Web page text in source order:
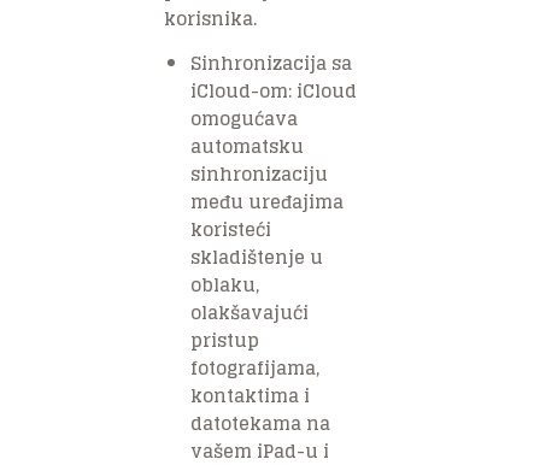
korisnika.
Sinhronizacija sa
iCloud-om: iCloud
omogućava
automatsku
sinhronizaciju
među uređajima
koristeći
skladištenje u
oblaku,
olakšavajući
pristup
fotografijama,
kontaktima i
datotekama na
vašem iPad-u i